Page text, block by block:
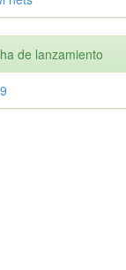
de lanzamiento